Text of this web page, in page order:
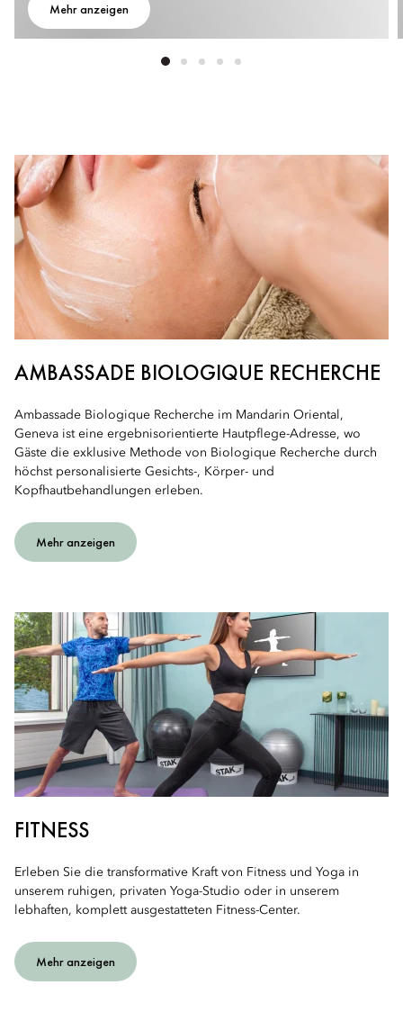
Mehr anzeigen
AMBASSADE BIOLOGIQUE RECHERCHE
Ambassade Biologique Recherche im Mandarin Oriental,
Geneva ist eine ergebnisorientierte Hautpflege-Adresse, wo
Gäste die exklusive Methode von Biologique Recherche durch
höchst personalisierte Gesichts-, Körper- und
Kopfhautbehandlungen erleben.
Mehr anzeigen
FITNESS
Erleben Sie die transformative Kraft von Fitness und Yoga in
unserem ruhigen, privaten Yoga-Studio oder in unserem
lebhaften, komplett ausgestatteten Fitness-Center.
Mehr anzeigen